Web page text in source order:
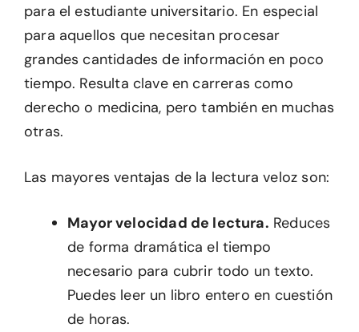
para el estudiante universitario. En especial
para aquellos que necesitan procesar
grandes cantidades de información en poco
tiempo. Resulta clave en carreras como
derecho o medicina, pero también en muchas
otras.
Las mayores ventajas de la lectura veloz son:
Mayor velocidad de lectura. Reduces
de forma dramática el tiempo
necesario para cubrir todo un texto.
Puedes leer un libro entero en cuestión
de horas.